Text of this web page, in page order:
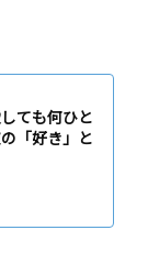
ても何ひと
「好き」と